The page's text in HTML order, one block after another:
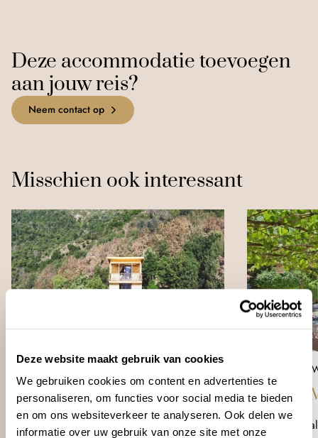
Deze website maakt gebruik van cookies
We gebruiken cookies om content en advertenties te
personaliseren, om functies voor social media te bieden
en om ons websiteverkeer te analyseren. Ook delen we
informatie over uw gebruik van onze site met onze
Deze accommodatie toevoegen
aan jouw reis?
Neem contact op
Misschien ook interessant
NOORDOOSTEN CORSICA
Cabanes de Lutina
Midden in natuur
Mare e